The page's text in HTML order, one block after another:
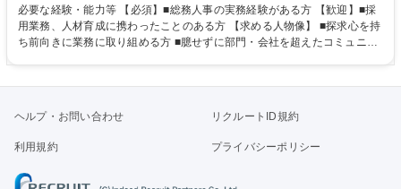
務全般を担当していただきます。 【主な業務内容】 ■採用関係業務および
人材育成(社員研修)業務の推進 ■中期経営計画および予算等の管理 ■設備
投資計画等の策定 ■社内の重要会議の運営 ■その他総務人事業務全般 【入
務人事】経験者歓迎！/阪急阪神HDグループ/年休124日
必要な経験・能力等 【必須】■総務人事の実務経験がある方 【歓迎】■採
用業務、人材育成に携わったことのある方 【求める人物像】 ■探求心を持
ち前向きに業務に取り組める方 ■臆せずに部門・会社を超えたコミュニケ
ヘルプ・お問い合わせ リクルートID規約
利用規約 プライバシーポリシー